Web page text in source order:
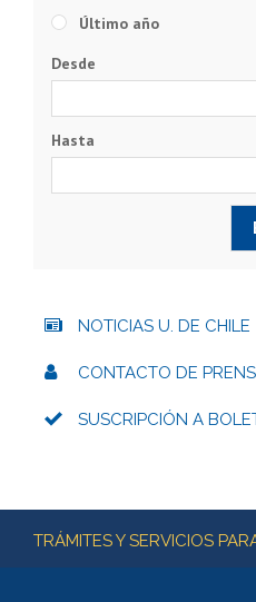
Último año
Desde
Hasta
NOTICIAS U. DE CHILE
CONTACTO DE
SUSCRIPCIÓN A
Más información
TRÁMITES Y SERVICIOS